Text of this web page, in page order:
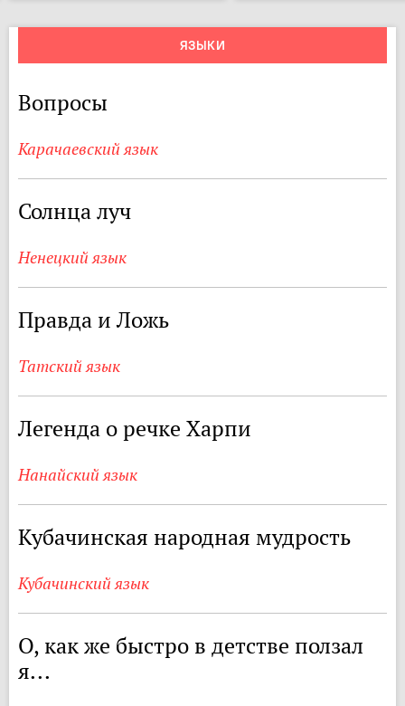
ЯЗЫКИ
Вопросы
Карачаевский язык
Солнца луч
Ненецкий язык
Правда и Ложь
Татский язык
Легенда о речке Харпи
Нанайский язык
Кубачинская народная мудрость
Кубачинский язык
О, как же быстро в детстве ползал
я...